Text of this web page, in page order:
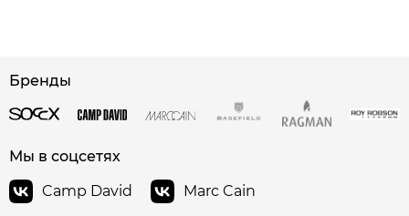
Бренды
Мы в соцсетях
Camp David
Marc Cain